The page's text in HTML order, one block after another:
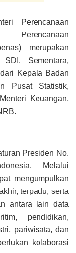
Perencanaan
Perencanaan
merupakan
Sementara,
Kepala Badan
Pusat Statistik,
Keuangan,
Presiden No.
Melalui
mengumpulkan
terpadu, serta
antara lain data
pendidikan,
pariwisata, dan
kolaborasi